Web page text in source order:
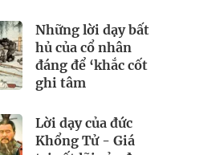
Những lời dạy bất
hủ của cổ nhân
đáng để ‘khắc cốt
ghi tâm
Lời dạy của đức
Khổng Tử - Giá